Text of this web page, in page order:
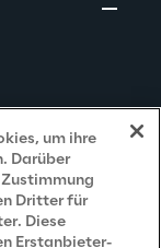
um ihre
Darüber
Dritter für
Diese
Erstanbieter-